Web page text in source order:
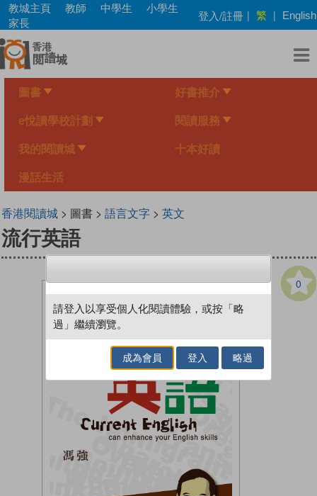
Skip
main
content
教城主頁 教師 中學生
小學生
家長
登入/註冊 | 繁 | English
圖書 好書推介
e悅讀學校計劃 閱讀服務
我的閱讀城 十本好讀
漫話生活
香港閱讀城> 圖書 > 語言文字> 英文
流行英語
0
請登入以享受個人化閱讀體驗，或按「略
過」繼續瀏覽。
成為會員 登入 略過